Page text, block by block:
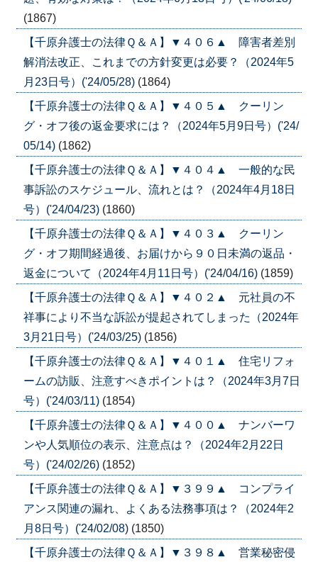
(1867)
【千原弁護士の法律Ｑ＆Ａ】▼４０６▲ 障害者差別
解消法改正、これまでの方針変更は必要？（2024年5
月23日号）('24/05/28) (1864)
【千原弁護士の法律Ｑ＆Ａ】▼４０５▲ クーリン
グ・オフ後の返金要求には？（2024年5月9日号）('24/
05/14) (1862)
【千原弁護士の法律Ｑ＆Ａ】▼４０４▲ 一般的な民
事訴訟のスケジュール、流れとは？（2024年4月18日
号）('24/04/23) (1860)
【千原弁護士の法律Ｑ＆Ａ】▼４０３▲ クーリン
グ・オフ期間経過後、お届けから９０日未満の返品・
返金について（2024年4月11日号）('24/04/16) (1859)
【千原弁護士の法律Ｑ＆Ａ】▼４０２▲ 元社員の不
祥事により不当な訴訟が提起されてしまった（2024年
3月21日号）('24/03/25) (1856)
【千原弁護士の法律Ｑ＆Ａ】▼４０１▲ 住宅リフォ
ームの訪販、注意すべきポイントは？（2024年3月7日
号）('24/03/11) (1854)
【千原弁護士の法律Ｑ＆Ａ】▼４００▲ ナンバーワ
ンや人気順位の表示、注意点は？（2024年2月22日
号）('24/02/26) (1852)
【千原弁護士の法律Ｑ＆Ａ】▼３９９▲ コンプライ
アンス関連の漏れ、よくある法務事項は？（2024年2
月8日号）('24/02/08) (1850)
【千原弁護士の法律Ｑ＆Ａ】▼３９８▲ 営業秘密侵